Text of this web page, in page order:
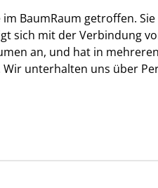
im BaumRaum getroffen.
sich mit der Verbindung
an, und hat in
unterhalten uns über